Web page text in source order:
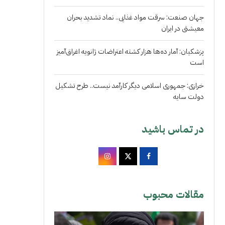
جهان صنعت: سرقت مواد غذایی.. نماد تشدید بحران
معیشتی در ایران
پزشکیان: آمار ده‌ها هزار کشته اعتراضات ژانویه اغراق‌آمیز
است
خرازی: جمهوری اسلامی دیگر کارآمد نیست.. طرح تشکیل
دولت سایه
در تماس باشید
مقالات محبوب